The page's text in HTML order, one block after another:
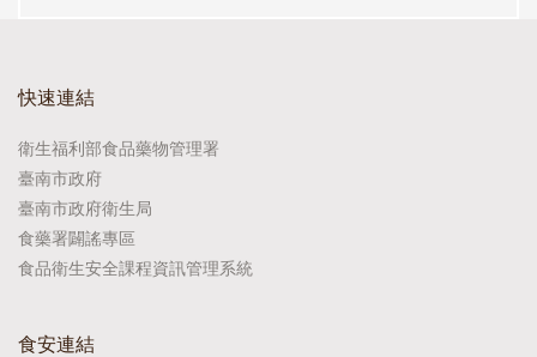
快速連結
衛生福利部食品藥物管理署
臺南市政府
臺南市政府衛生局
食藥署闢謠專區
食品衛生安全課程資訊管理系統
食安連結